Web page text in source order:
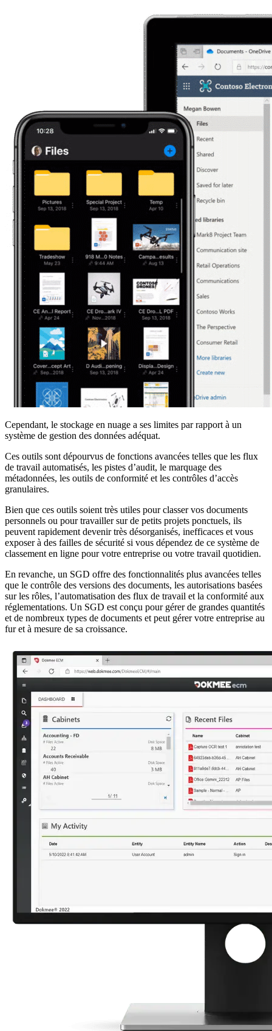
Cependant, le stockage en nuage a ses limites par rapport à un
système de gestion des données adéquat.
Ces outils sont dépourvus de fonctions avancées telles que les flux
de travail automatisés, les pistes d’audit, le marquage des
métadonnées, les outils de conformité et les contrôles d’accès
granulaires.
Bien que ces outils soient très utiles pour classer vos documents
personnels ou pour travailler sur de petits projets ponctuels, ils
peuvent rapidement devenir très désorganisés, inefficaces et vous
exposer à des failles de sécurité si vous dépendez de ce système de
classement en ligne pour votre entreprise ou votre travail quotidien.
En revanche, un SGD offre des fonctionnalités plus avancées telles
que le contrôle des versions des documents, les autorisations basées
sur les rôles, l’automatisation des flux de travail et la conformité aux
réglementations. Un SGD est conçu pour gérer de grandes quantités
et de nombreux types de documents et peut gérer votre entreprise au
fur et à mesure de sa croissance.